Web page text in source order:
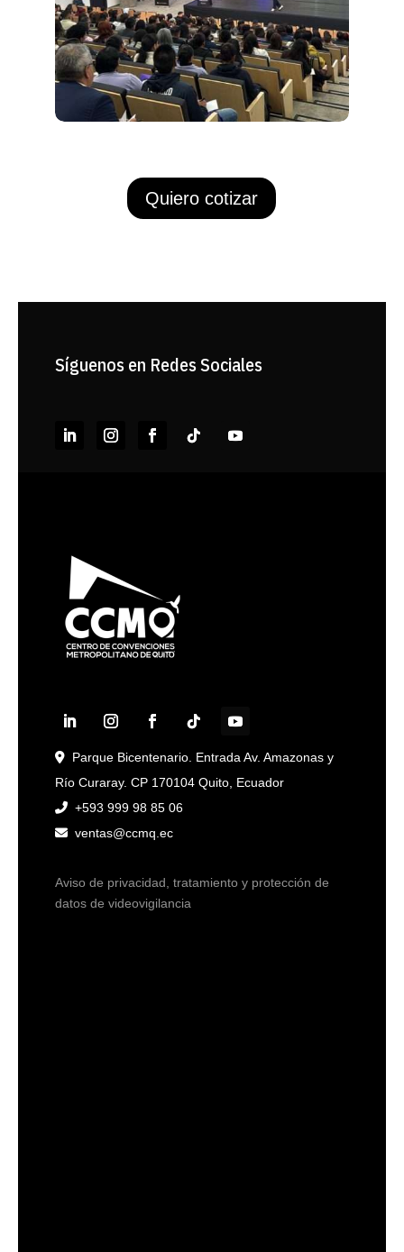
Quiero cotizar
Síguenos en Redes Sociales
Parque Bicentenario. Entrada Av. Amazonas y
Río Curaray. CP 170104 Quito, Ecuador
+593 999 98 85 06
ventas@ccmq.ec
Aviso de privacidad, tratamiento y protección de
datos de videovigilancia